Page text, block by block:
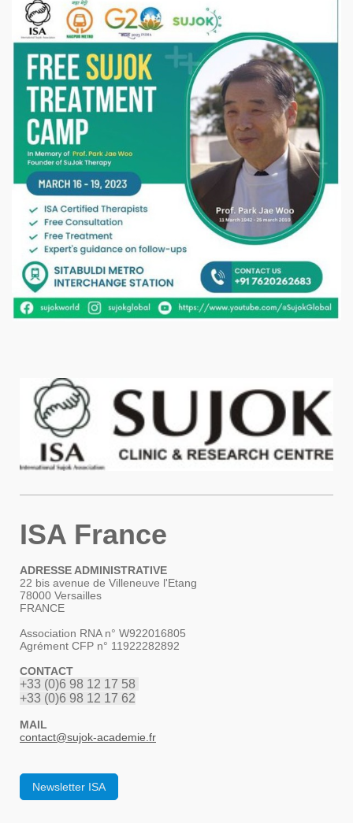
ISA France
ADRESSE ADMINISTRATIVE
22 bis avenue de Villeneuve l'Etang
78000 Versailles
FRANCE
Association RNA n° W922016805
Agrément CFP n° 11922282892
CONTACT
+33 (0)6 98 12 17 58
+33 (0)6 98 12 17 62
MAIL
contact@sujok-academie.fr
Newsletter ISA